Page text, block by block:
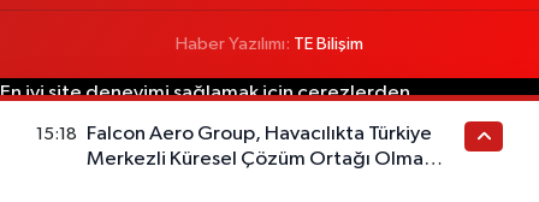
Haber Yazılımı: TE Bilişim
En iyi site deneyimi sağlamak için çerezlerden
faydalanıyoruz. Detaylar için lütfenOKUYUN Tamam
15:18
Falcon Aero Group, Havacılıkta Türkiye
Merkezli Küresel Çözüm Ortağı Olma